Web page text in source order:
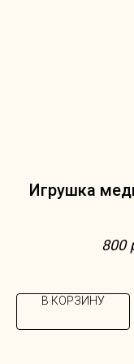
Игрушка
800
В КОРЗИНУ